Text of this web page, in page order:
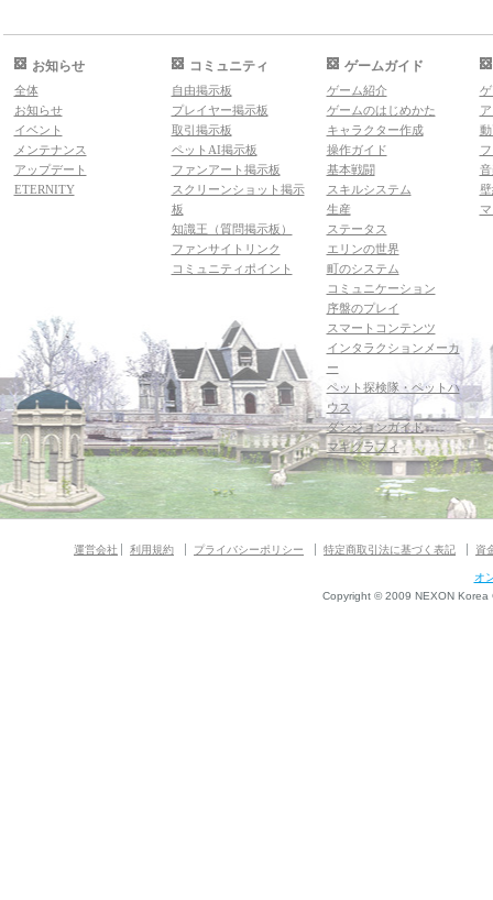
お知らせ
全体
お知らせ
イベント
メンテナンス
アップデート
ETERNITY
コミュニティ
自由掲示板
プレイヤー掲示板
取引掲示板
ペットAI掲示板
ファンアート掲示板
スクリーンショット掲示
板
知識王（質問掲示板）
ファンサイトリンク
コミュニティポイント
ゲームガイド
ゲーム紹介
ゲームのはじめかた
キャラクター作成
操作ガイド
基本戦闘
スキルシステム
生産
ステータス
エリンの世界
町のシステム
コミュニケーション
序盤のプレイ
スマートコンテンツ
インタラクションメーカ
ー
ペット探検隊・ペットハ
ウス
ダンジョンガイド
マギグラフィ
運営会社 利用規約 プライバシーポリシー 特定商取引法に基づく表記 資
オ
Copyright © 2009 NEXON Korea